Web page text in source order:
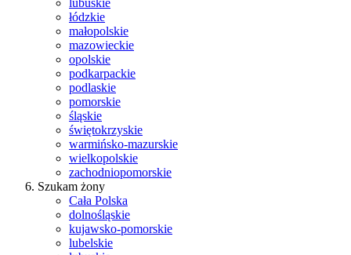
lubuskie
łódzkie
małopolskie
mazowieckie
opolskie
podkarpackie
podlaskie
pomorskie
śląskie
świętokrzyskie
warmińsko-mazurskie
wielkopolskie
zachodniopomorskie
Szukam żony
Cała Polska
dolnośląskie
kujawsko-pomorskie
lubelskie